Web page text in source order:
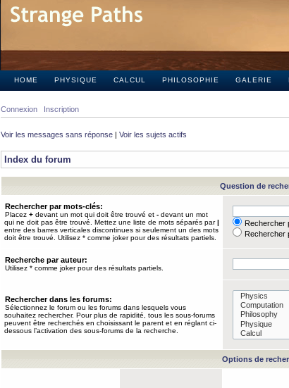
HOME PHYSIQUE CALCUL PHILOSOPHIE GALERIE
Connexion Inscription
Voir les messages sans réponse | Voir les sujets actifs
Index du forum
Question de
Rechercher par mots-clés:
Placez + devant un mot qui doit être trouvé et - devant un mot
qui ne doit pas être trouvé. Mettez une liste de mots séparés par|
entre des barres verticales discontinues si seulement un des mots
doit être trouvé. Utilisez * comme joker pour des résultats partiels.
Rechercher
Rechercher
Recherche par auteur:
Utilisez * comme joker pour des résultats partiels.
Rechercher dans les forums:
Sélectionnez le forum ou les forums dans lesquels vous
souhaitez rechercher. Pour plus de rapidité, tous les sous-forums
peuvent être recherchés en choisissant le parent et en réglant ci-
dessous l’activation des sous-forums de la recherche.
Options de